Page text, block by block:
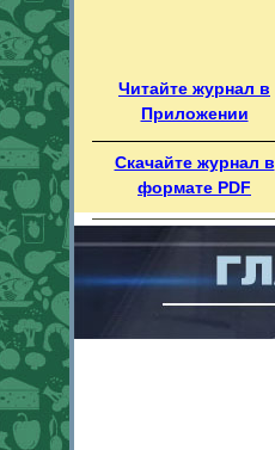
Читайте журнал в
Приложении
Скачайте журнал в
формате PDF